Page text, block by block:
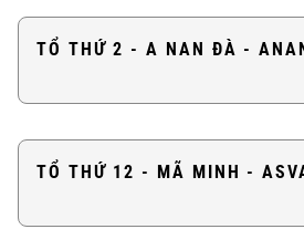
TỔ THỨ 2 - A NAN ĐÀ -
TỔ THỨ 12 - MÃ MINH -